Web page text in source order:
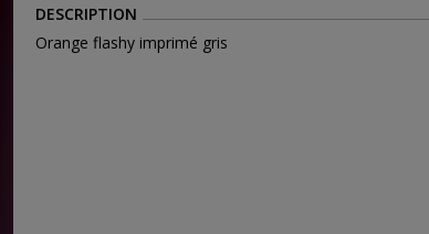
DESCRIPTION
Orange flashy imprimé gris